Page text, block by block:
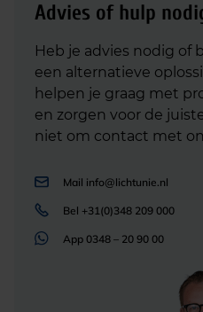
Advies of hulp
Heb je advies nodig of
een alternatieve
helpen je graag met
en zorgen voor de
niet om contact met
Mail info@lichtunie.nl
Bel +31(0)348 209 000
App 0348 – 20 90 00